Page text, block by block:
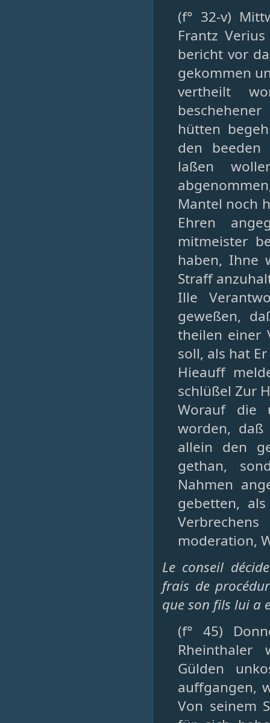
(f° 32-v)
Frantz
bericht vor
gekommen
vertheilt
hütten
den beeden
laßen
Mantel noch
Ehren
mitmeister
haben, Ihne
Straff
Ille
geweßen,
theilen einer
soll, als hat
Hieauff
schlüßel Zur
Worauf die
worden, daß
allein den
gethan,
Nahmen
gebetten,
moderation,
Le conseil
frais de
que son fils lui a
(f° 45)
Rheinthaler
Gülden
auffgangen,
Von seinem